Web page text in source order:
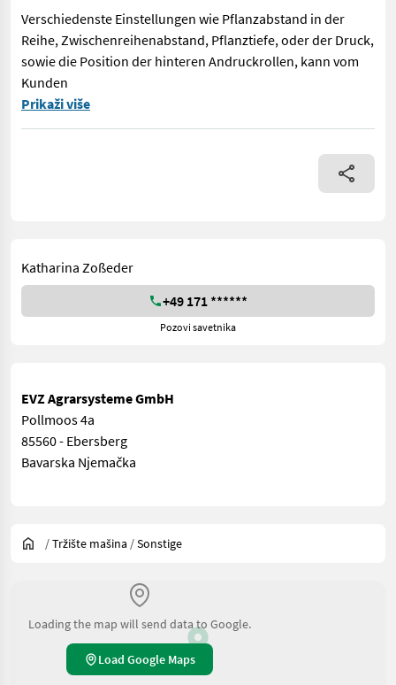
Verschiedenste Einstellungen wie Pflanzabstand in der
Reihe, Zwischenreihenabstand, Pflanztiefe, oder der Druck,
sowie die Position der hinteren Andruckrollen, kann vom
Kunden
Beim Pflanzen von Gemüse ist Präzision gefragt! Mit der STP
Prikaži više
Katharina Zoßeder
+49 171 ******
Pozovi savetnika
EVZ Agrarsysteme GmbH
Pollmoos 4a
85560 - Ebersberg
Bavarska Njemačka
/Tržište mašina /Sonstige
Loading the map will send data to Google.
Load Google Maps